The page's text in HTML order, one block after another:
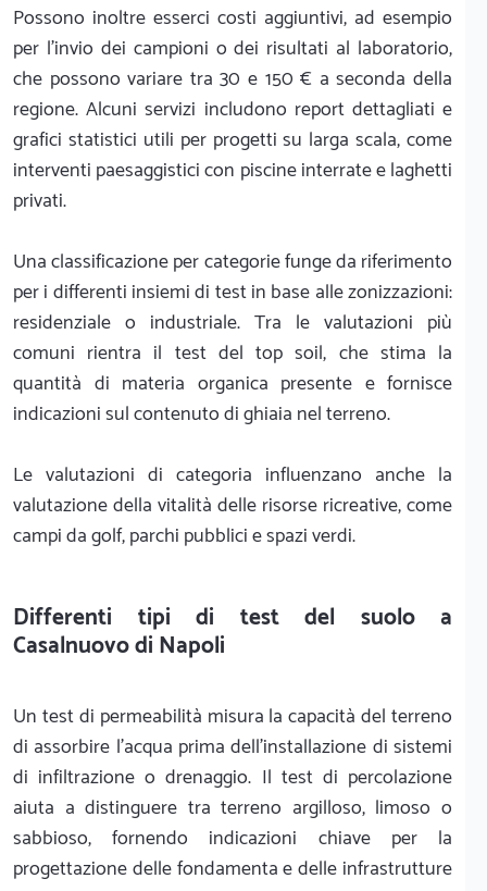
Possono inoltre esserci costi aggiuntivi, ad esempio
per l'invio dei campioni o dei risultati al laboratorio,
che possono variare tra 30 e 150 € a seconda della
regione. Alcuni servizi includono report dettagliati e
grafici statistici utili per progetti su larga scala, come
interventi paesaggistici con piscine interrate e laghetti
privati.
Una classificazione per categorie funge da riferimento
per i differenti insiemi di test in base alle zonizzazioni:
residenziale o industriale. Tra le valutazioni più
comuni rientra il test del top soil, che stima la
quantità di materia organica presente e fornisce
indicazioni sul contenuto di ghiaia nel terreno.
Le valutazioni di categoria influenzano anche la
valutazione della vitalità delle risorse ricreative, come
campi da golf, parchi pubblici e spazi verdi.
Differenti tipi di test del suolo a
Casalnuovo di Napoli
Un test di permeabilità misura la capacità del terreno
di assorbire l'acqua prima dell'installazione di sistemi
di infiltrazione o drenaggio. Il test di percolazione
aiuta a distinguere tra terreno argilloso, limoso o
sabbioso, fornendo indicazioni chiave per la
progettazione delle fondamenta e delle infrastrutture